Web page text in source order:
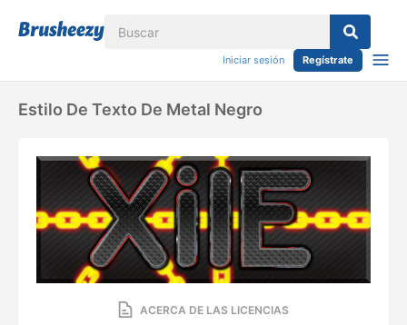
Iniciar sesión Regístrate
Estilo De Texto De Metal Negro
ACERCA DE LAS LICENCIAS